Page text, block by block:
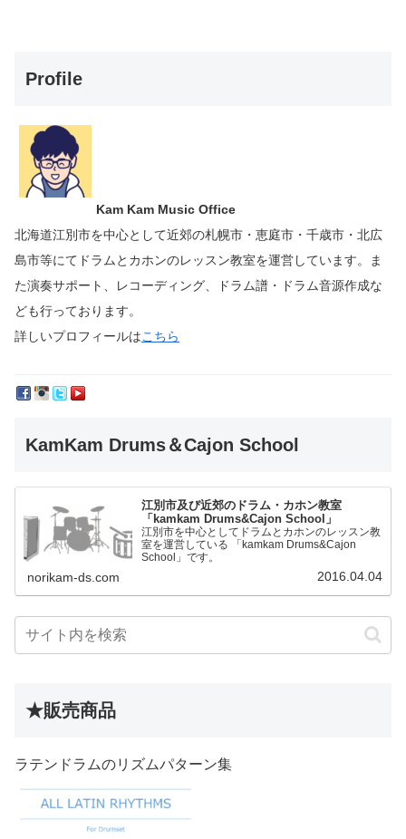
Profile
Kam Kam Music Office
北海道江別市を中心として近郊の札幌市・恵庭市・千歳市・北広
島市等にて ドラムとカホンのレッスン教室を運営しています。
ま
た演奏サポート、レコーディング、ドラム譜・ドラム音源作成な
ども行っております。
詳しいプロフィールはこちら
KamKam Drums＆Cajon School
江別市及び近郊のドラム・カホン教室
「kamkam Drums&Cajon School」
江別市を中心としてドラムとカホンのレッスン教
室を運営している 「kamkam Drums&Cajon
School」です。
norikam-ds.com 2016.04.04
★販売商品
ラテンドラムのリズムパターン集